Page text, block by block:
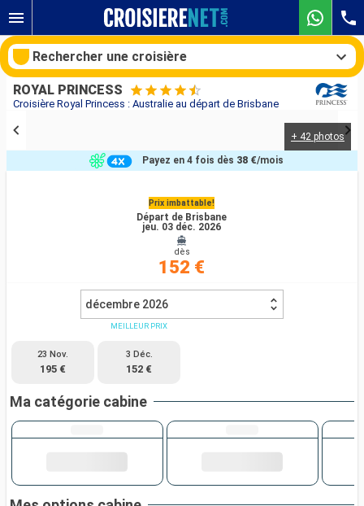
Croisière Royal Princess : Australie au départ de Brisbane
ROYAL PRINCESS
+ 42 photos
Prix imbattable!
Départ de Brisbane
jeu. 03 déc. 2026
dès
152 €
Payez en 4 fois dès 38 €/mois
décembre 2026
23 Nov.
195 €
MEILLEUR PRIX
3 Déc.
152 €
Ma catégorie cabine
Rechercher une croisière
Compagnies
Rechercher